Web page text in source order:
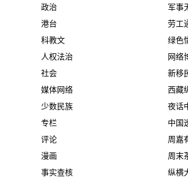
政治
港台
科教文
人权法治
社会
媒体网络
少数民族
专栏
评论
漫画
事实查核
军事
劳工
绿色
网络
新移
西藏
夜话
中国
周嘉
周末
纵横